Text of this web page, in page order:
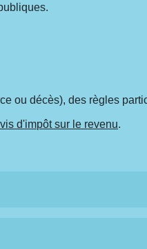
ou décès), des règles
d'impôt sur le revenu.